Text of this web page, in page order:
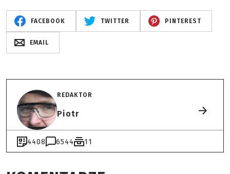
FACEBOOK TWITTER PINTEREST
EMAIL
REDAKTOR
Piotr
4408 6544 11